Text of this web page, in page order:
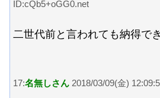
ID:cQb5+oGG0.net
二世代前と言われても納得で
17:名無しさん 2018/03/09(金)